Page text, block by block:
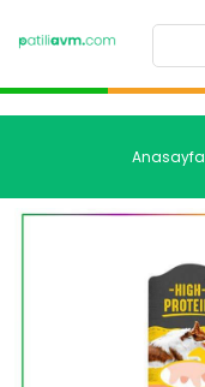
Anasayfa